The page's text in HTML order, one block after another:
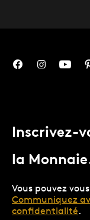
Inscrivez-
la
Vous pouvez
Communiquez
confidentialité.